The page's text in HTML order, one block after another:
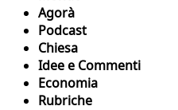
Agorà
Podcast
Chiesa
Idee e Commenti
Economia
Rubriche